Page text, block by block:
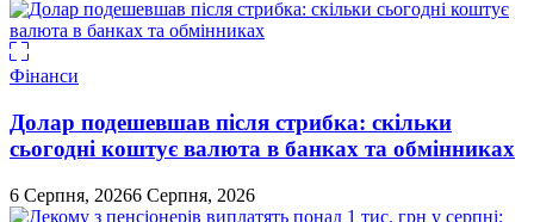
Фінанси
Долар подешевшав після стрибка: скільки
сьогодні коштує валюта в банках та обмінниках
6 Серпня, 20266 Серпня, 2026